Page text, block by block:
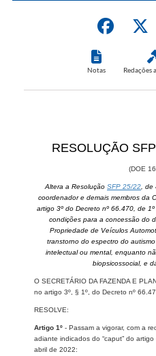
Notas Redações
RESOLUÇÃO
(DOE
Altera a Resolução SFP 25/22 ,
coordenador e demais membros da
artigo 3º do Decreto nº 66.470, de
condições para a concessão do
Propriedade de Veículos
transtorno do espectro do
intelectual ou mental, enquanto
biopsicossocial, e
O SECRETÁRIO DA FAZENDA E
no artigo 3º, § 1º, do Decreto nº
RESOLVE:
Artigo 1º - Passam a vigorar, com a
adiante indicados do “caput” do artigo
abril de 2022: